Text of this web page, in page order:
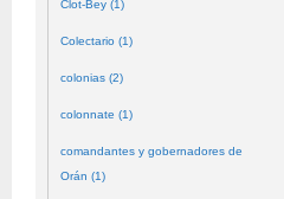
Clot-Bey (1)
Colectario (1)
colonias (2)
colonnate (1)
comandantes y gobernadores de
Orán (1)